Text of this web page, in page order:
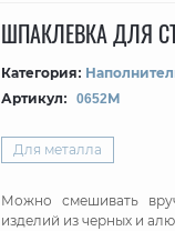
ШПАКЛЕВКА ДЛЯ
Категория:
Артикул:
0652М
Для металла
Можно смешивать
изделий из черных и